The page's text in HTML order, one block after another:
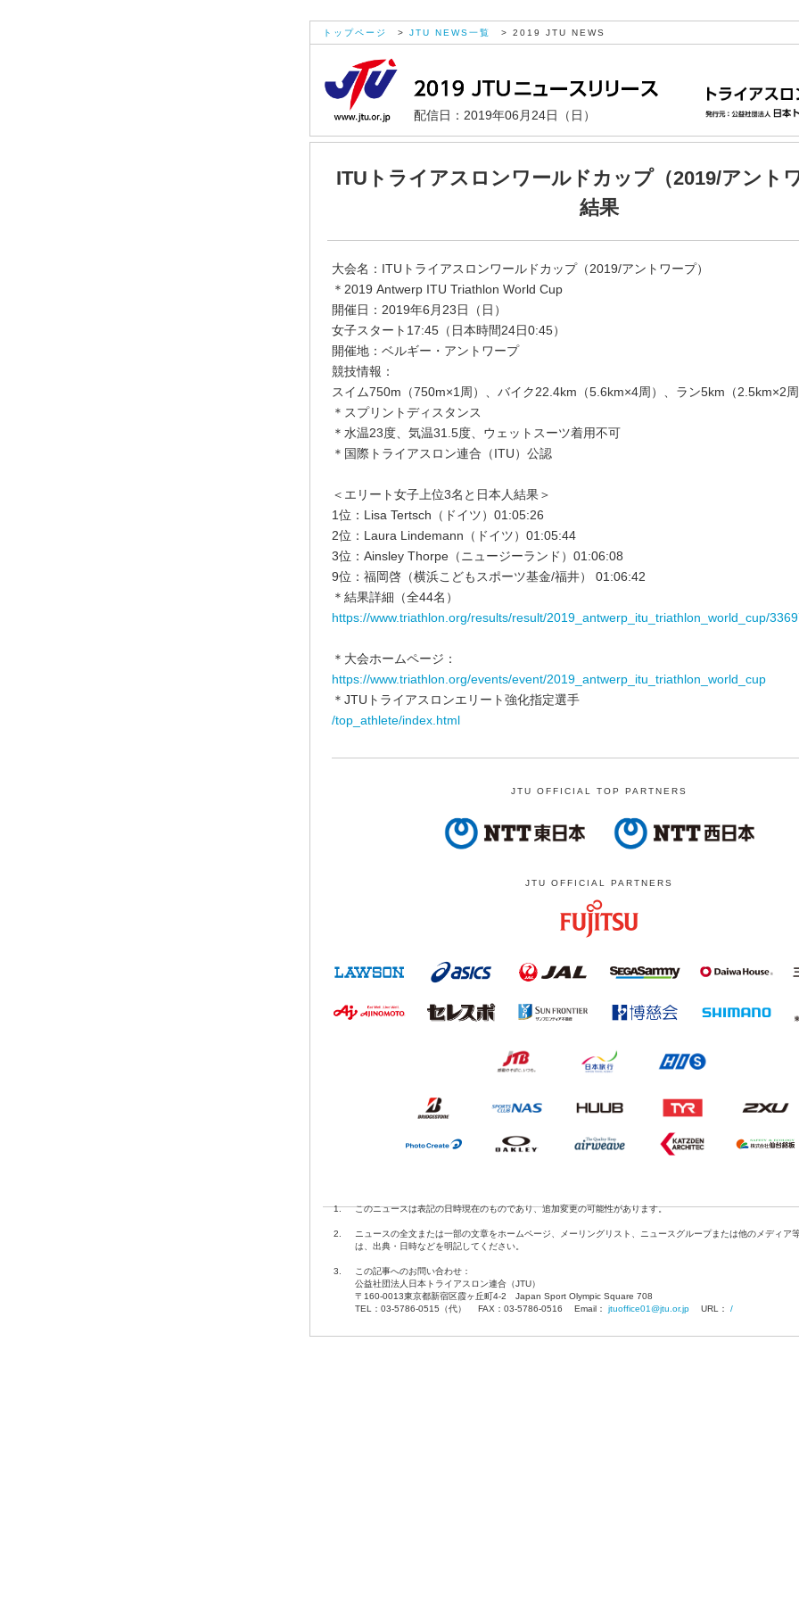
トップページ > JTU NEWS一覧 > 2019 JTU NEWS
配信日：2019年06月24日（日）
ITUトライアスロンワールドカップ（2019/アント
結果
大会名：ITUトライアスロンワールドカップ（2019/アントワープ）
＊2019 Antwerp ITU Triathlon World Cup
開催日：2019年6月23日（日）
女子スタート17:45（日本時間24日0:45）
開催地：ベルギー・アントワープ
競技情報：
スイム750m（750m×1周）、バイク22.4km（5.6km×4周）、ラン5km（2.5km×2
＊スプリントディスタンス
＊水温23度、気温31.5度、ウェットスーツ着用不可
＊国際トライアスロン連合（ITU）公認
＜エリート女子上位3名と日本人結果＞
1位：Lisa Tertsch（ドイツ）01:05:26
2位：Laura Lindemann（ドイツ）01:05:44
3位：Ainsley Thorpe（ニュージーランド）01:06:08
9位：福岡啓（横浜こどもスポーツ基金/福井） 01:06:42
＊結果詳細（全44名）
https://www.triathlon.org/results/result/2019_antwerp_itu_triathlon_world_cup/
＊大会ホームページ：
https://www.triathlon.org/events/event/2019_antwerp_itu_triathlon_world_cup
＊JTUトライアスロンエリート強化指定選手
/top_athlete/index.html
JTU OFFICIAL TOP PARTNERS
JTU OFFICIAL PARTNERS
1. このニュースは表記の日時現在のものであり、追加変更の可能性があります。
2.
ニュースの全文または一部の文章をホームページ、メーリングリスト、ニュースグループまたは他のメディア
は、出典・日時などを明記してください。
3.
この記事へのお問い合わせ：
公益社団法人日本トライアスロン連合（JTU）
〒160-0013東京都新宿区霞ヶ丘町4-2 Japan Sport Olympic Square 708
TEL：03-5786-0515（代） FAX：03-5786-0516 Email： jtuoffice01@jtu.or.jp URL： /